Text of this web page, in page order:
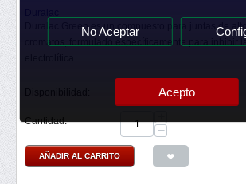
Duralac Green es un compuesto para juntas de
cromatos, formulado específicamente para inhibir
En stock
Cantidad:
−
AÑADIR AL CARRITO
No Aceptar
Acepto